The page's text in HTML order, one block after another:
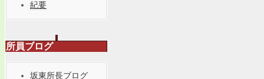
紀要
所員ブログ
坂東所長ブログ